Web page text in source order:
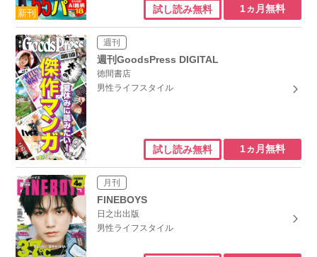
試し読み無料 1ヵ月無料
週刊
週刊GoodsPress DIGITAL
徳間書店
男性ライフスタイル
試し読み無料 1ヵ月無料
月刊
FINEBOYS
日之出出版
男性ライフスタイル